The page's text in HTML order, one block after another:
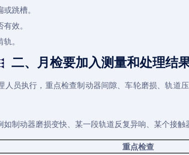
跳槽。
效。
。
二、月检要加入测量和处理结
人员执行，重点检查制动器间隙、车轮磨损、轨道
制动器磨损变快、某一段轨道反复异响、某个接触
重点检查